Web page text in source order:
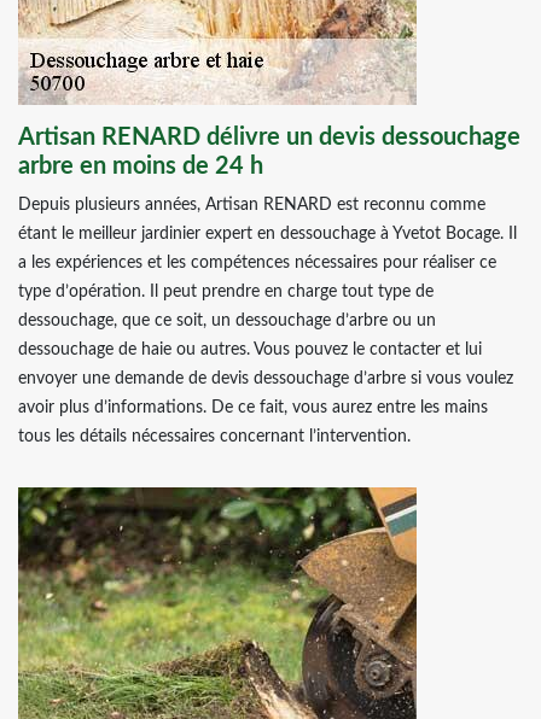
Artisan RENARD délivre un devis dessouchage
arbre en moins de 24 h
Depuis plusieurs années, Artisan RENARD est reconnu comme
étant le meilleur jardinier expert en dessouchage à Yvetot Bocage. Il
a les expériences et les compétences nécessaires pour réaliser ce
type d’opération. Il peut prendre en charge tout type de
dessouchage, que ce soit, un dessouchage d’arbre ou un
dessouchage de haie ou autres. Vous pouvez le contacter et lui
envoyer une demande de devis dessouchage d’arbre si vous voulez
avoir plus d’informations. De ce fait, vous aurez entre les mains
tous les détails nécessaires concernant l’intervention.